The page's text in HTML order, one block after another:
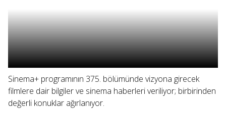
Sinema+ programının 375. bölümünde vizyona girecek
filmlere dair bilgiler ve sinema haberleri veriliyor; birbirinden
değerli konuklar ağırlanıyor.